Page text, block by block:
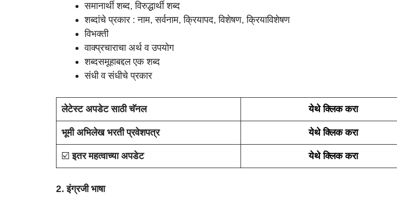
समानार्थी शब्द, विरुद्धार्थी शब्द
शब्दांचे प्रकार : नाम, सर्वनाम, क्रियापद, विशेषण, क्रियाविशेषण
विभक्ती
वाक्प्रचाराचा अर्थ व उपयोग
शब्दसमूहाबद्दल एक शब्द
संधी व संधीचे प्रकार
लेटेस्ट अपडेट साठी चॅनल येथे क्लिक करा
भूमी अभिलेख भरती प्रवेशपत्र येथे क्लिक करा
☑️इतर महत्वाच्या अपडेट येथे क्लिक करा
2. इंग्रजी भाषा